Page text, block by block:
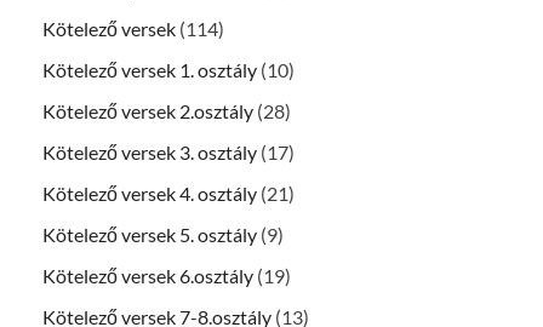
Kötelező versek (114)
Kötelező versek 1. osztály (10)
Kötelező versek 2.osztály (28)
Kötelező versek 3. osztály (17)
Kötelező versek 4. osztály (21)
Kötelező versek 5. osztály (9)
Kötelező versek 6.osztály (19)
Kötelező versek 7-8.osztály (13)